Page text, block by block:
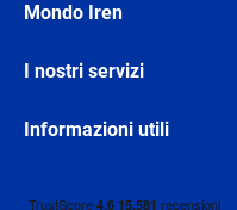
Mondo Iren
I nostri servizi
Informazioni utili